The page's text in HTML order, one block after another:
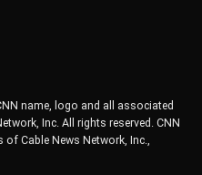
name, logo and all associated
Inc. All rights reserved. CNN
of Cable News Network, Inc.,